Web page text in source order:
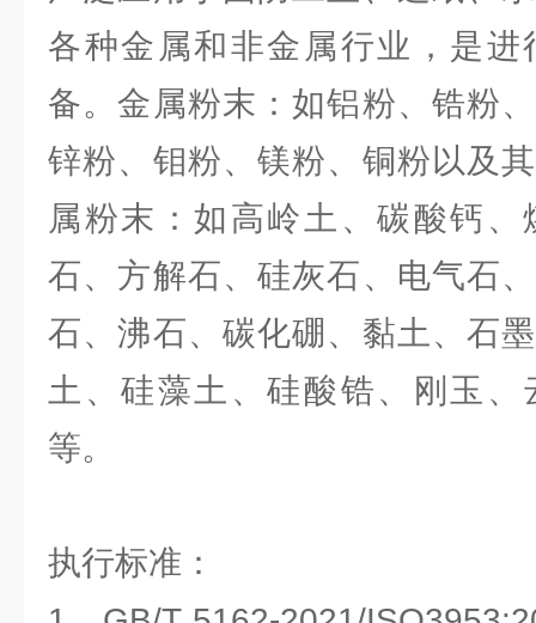
各种金属和非金属行业，是
备。金属粉末：如铝粉、锆粉
锌粉、钼粉、镁粉、铜粉以及
属粉末：如高岭土、碳酸钙
石、方解石、硅灰石、电气石
石、沸石、碳化硼、黏土、石
土、硅藻土、硅酸锆、刚玉
等。
执行标准：